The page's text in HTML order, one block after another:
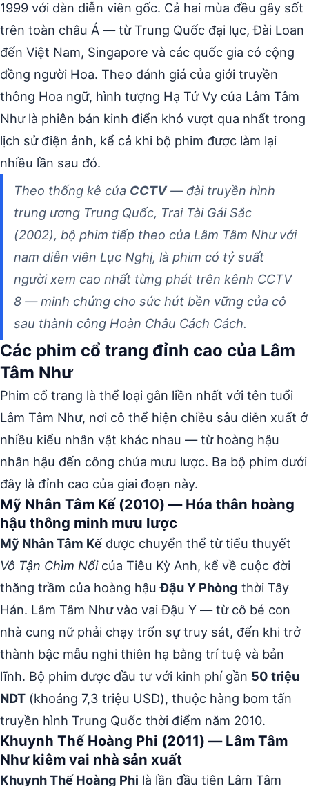
1999 với dàn diễn viên gốc. Cả hai mùa đều gây sốt
trên toàn châu Á — từ Trung Quốc đại lục, Đài Loan
đến Việt Nam, Singapore và các quốc gia có cộng
đồng người Hoa. Theo đánh giá của giới truyền
thông Hoa ngữ, hình tượng Hạ Tử Vy của Lâm Tâm
Như là phiên bản kinh điển khó vượt qua nhất trong
lịch sử điện ảnh, kể cả khi bộ phim được làm lại
nhiều lần sau đó.
Theo thống kê của CCTV— đài truyền hình
trung ương Trung Quốc, Trai Tài Gái Sắc
(2002), bộ phim tiếp theo của Lâm Tâm Như với
nam diễn viên Lục Nghị, là phim có tỷ suất
người xem cao nhất từng phát trên kênh CCTV
8 — minh chứng cho sức hút bền vững của cô
sau thành công Hoàn Châu Cách Cách.
Các phim cổ trang đỉnh cao của Lâm
Tâm Như
Phim cổ trang là thể loại gắn liền nhất với tên tuổi
Lâm Tâm Như, nơi cô thể hiện chiều sâu diễn xuất ở
nhiều kiểu nhân vật khác nhau — từ hoàng hậu
nhân hậu đến công chúa mưu lược. Ba bộ phim dưới
đây là đỉnh cao của giai đoạn này.
Mỹ Nhân Tâm Kế (2010) — Hóa thân hoàng
hậu thông minh mưu lược
Mỹ Nhân Tâm Kếđược chuyển thể từ tiểu thuyết
Vô Tận Chìm Nổicủa Tiêu Kỳ Anh, kể về cuộc đời
thăng trầm của hoàng hậuĐậu Y Phòng thời Tây
Hán. Lâm Tâm Như vào vai Đậu Y — từ cô bé con
nhà cung nữ phải chạy trốn sự truy sát, đến khi trở
thành bậc mẫu nghi thiên hạ bằng trí tuệ và bản
lĩnh. Bộ phim được đầu tư với kinh phí gần 50 triệu
NDT (khoảng 7,3 triệu USD), thuộc hàng bom tấn
truyền hình Trung Quốc thời điểm năm 2010.
Khuynh Thế Hoàng Phi (2011) — Lâm Tâm
Như kiêm vai nhà sản xuất
Khuynh Thế Hoàng Phi là lần đầu tiên Lâm Tâm